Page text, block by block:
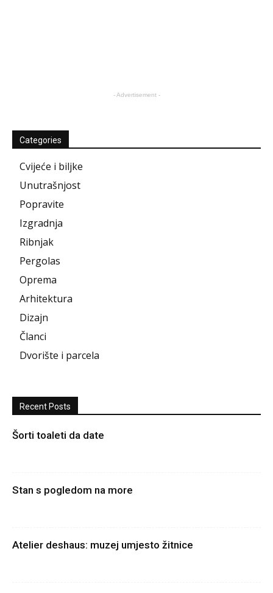
- Advertisement -
Categories
Cvijeće i biljke
Unutrašnjost
Popravite
Izgradnja
Ribnjak
Pergolas
Oprema
Arhitektura
Dizajn
Članci
Dvorište i parcela
Recent Posts
Šorti toaleti da date
Stan s pogledom na more
Atelier deshaus: muzej umjesto žitnice